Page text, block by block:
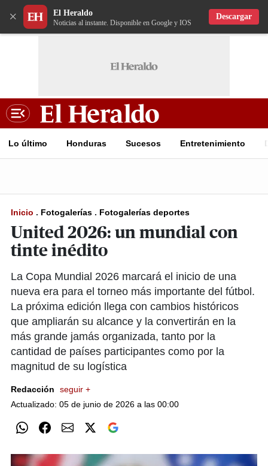
× El Heraldo
Noticias al instante. Disponible en Google y IOS
Descargar
Lo último Honduras Sucesos Entretenimiento
Inicio . Fotogalerías . Fotogalerías deportes
United 2026: un mundial con
tinte inédito
La Copa Mundial 2026 marcará el inicio de una
nueva era para el torneo más importante del fútbol.
La próxima edición llega con cambios históricos
que ampliarán su alcance y la convertirán en la
más grande jamás organizada, tanto por la
cantidad de países participantes como por la
magnitud de su logística
Redacción
seguir +
Actualizado: 05 de junio de 2026 a las 00:00